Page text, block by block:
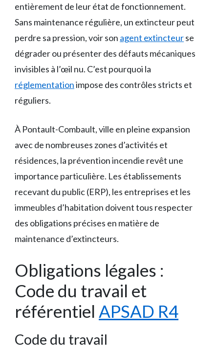
entièrement de leur état de fonctionnement.
Sans maintenance régulière, un extincteur peut
perdre sa pression, voir son agent extincteurse
dégrader ou présenter des défauts mécaniques
invisibles à l’œil nu. C’est pourquoi la
réglementationimpose des contrôles stricts et
réguliers.
À Pontault-Combault, ville en pleine expansion
avec de nombreuses zones d’activités et
résidences, la prévention incendie revêt une
importance particulière. Les établissements
recevant du public (ERP), les entreprises et les
immeubles d’habitation doivent tous respecter
des obligations précises en matière de
maintenance d’extincteurs.
Obligations légales :
Code du travail et
référentiel APSAD R4
Code du travail